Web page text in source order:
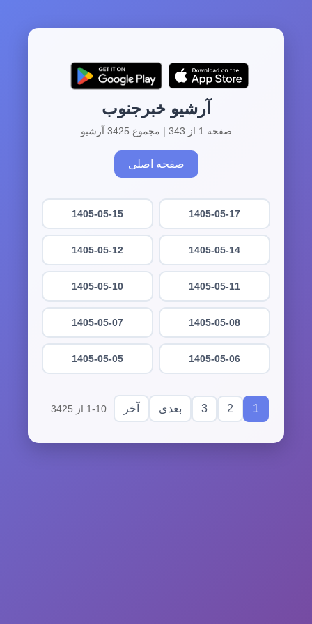
آرشیو خبرجنوب
صفحه 1 از 343 | مجموع 3425 آرشیو
صفحه اصلی
1405-05-17
1405-05-15
1405-05-14
1405-05-12
1405-05-11
1405-05-10
1405-05-08
1405-05-07
1405-05-06
1405-05-05
1
2
3 بعدی آخر 1-10 از 3425